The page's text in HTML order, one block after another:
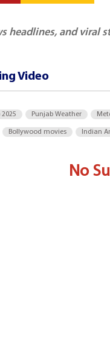
headlines, and viral
Video
Punjab Weather
Bollywood movies Indian
No